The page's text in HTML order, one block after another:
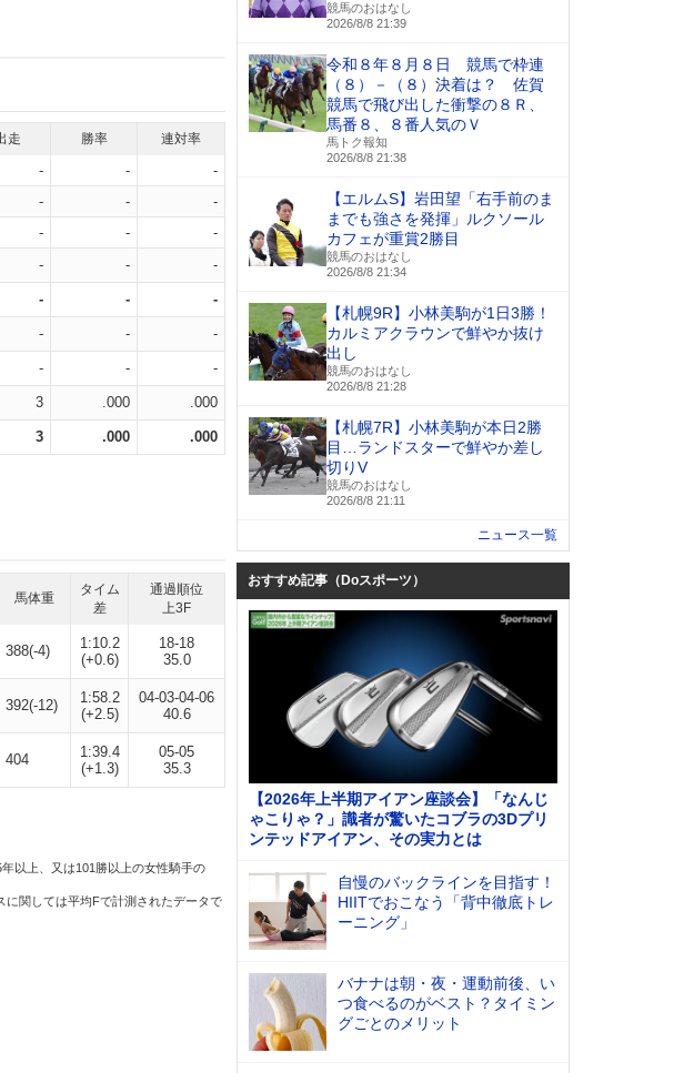
走 勝率 連対率
- -
-
- -
-
- -
-
- - -
- - -
- - -
- - -
3 .000 .000
3 .000 .000
馬体重
タイム
差
通過順位
上3F
388(-4)
1:10.2
(+0.6)
18-18
35.0
392(-12)
1:58.2
(+2.5)
04-03-04-06
40.6
404
1:39.4
(+1.3)
05-05
35.3
以上、又は101勝以上の女性騎手の
関しては平均Fで計測されたデータで
競馬のおはなし
2026/8/8 21:39
令和８年８月８日 競馬で枠連
（８）－（８）決着は？ 佐賀
競馬で飛び出した衝撃の８Ｒ、
馬番８、８番人気のＶ
馬トク報知
2026/8/8 21:38
【エルムS】岩田望「右手前のま
までも強さを発揮」ルクソール
カフェが重賞2勝目
競馬のおはなし
2026/8/8 21:34
【札幌9R】小林美駒が1日3勝！
カルミアクラウンで鮮やか抜け
出し
競馬のおはなし
2026/8/8 21:28
【札幌7R】小林美駒が本日2勝
目…ランドスターで鮮やか差し
切りV
競馬のおはなし
2026/8/8 21:11
ニュース一覧
おすすめ記事（Doスポーツ）
【2026年上半期アイアン座談会】「なんじ
ゃこりゃ？」識者が驚いたコブラの3Dプリ
ンテッドアイアン、その実力とは
自慢のバックラインを目指す！
HIITでおこなう「背中徹底トレ
ーニング」
バナナは朝・夜・運動前後、い
つ食べるのがベスト？タイミン
グごとのメリット